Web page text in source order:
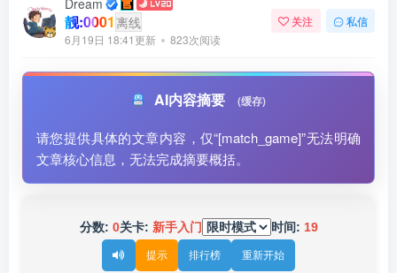
Dream
靓:0001 离线
6月19日 18:41更新 823次阅读
关注 私信
AI内容摘要 (缓存)
请您提供具体的文章内容，仅“[match_game]”无法明确
文章核心信息，无法完成摘要概括。
分数: 0关卡: 新手入门 时间: 19
提示 排行榜 重新开始